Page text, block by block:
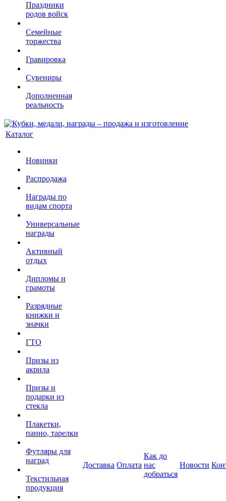
Праздники
родов войск
Семейные
торжества
Гравировка
Сувениры
Дополненная
реальность
Каталог
Новинки
Распродажа
Награды по
видам спорта
Универсальные
награды
Активный
отдых
Дипломы и
грамоты
Разрядные
книжки и
значки
ГТО
Призы из
акрила
Призы и
подарки из
стекла
Плакетки,
панно, тарелки
Футляры для
наград
Текстильная
продукция
Доставка Оплата
Как до
нас
добраться
Новости